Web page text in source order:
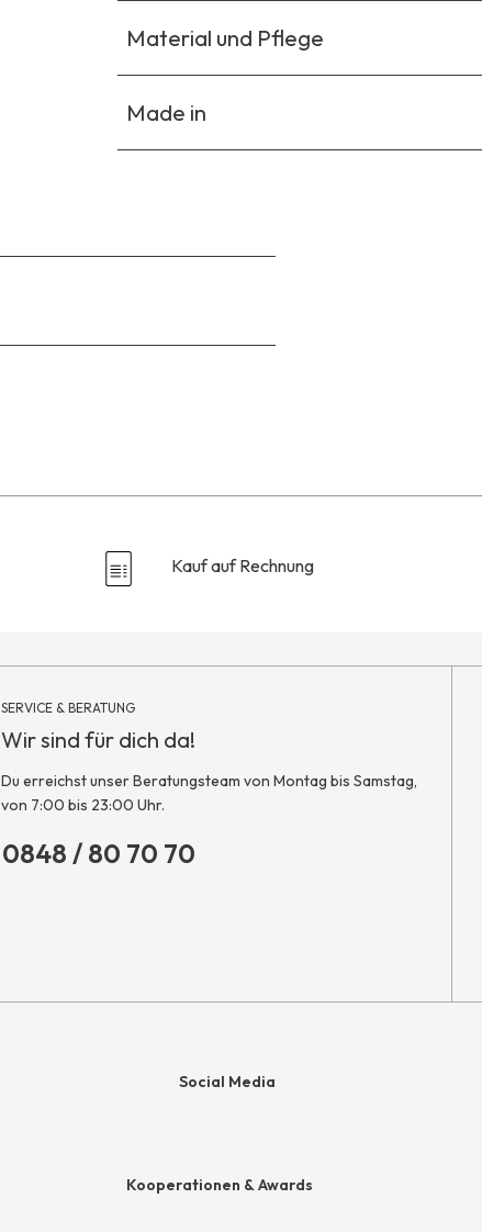
Material und Pflege
Made in
Reviews
Kauf auf Rechnung
SERVICE & BERATUNG
Wir sind für dich da!
Du erreichst unser Beratungsteam von Montag bis Samstag,
von 7:00 bis 23:00 Uhr.
0848 / 80 70 70
Social Media
Kooperationen & Awards